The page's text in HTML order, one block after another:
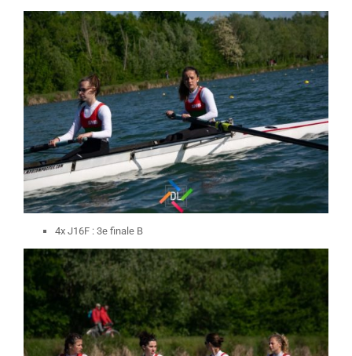
4x J16F : 3e finale B